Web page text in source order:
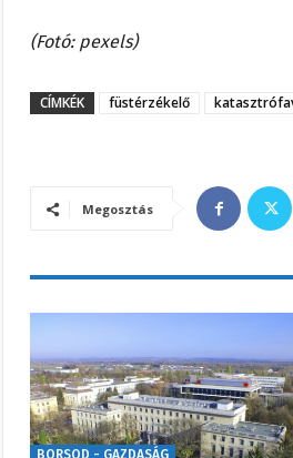
(Fotó: pexels)
CÍMKÉK füstérzékelő
Megosztás
BORSOD - GAZDASÁG